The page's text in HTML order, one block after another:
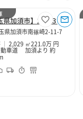
県加須市】加須３
県加須市南篠崎2-11-7
2,029 ㎡221.0万 円
動車道 加須より 約